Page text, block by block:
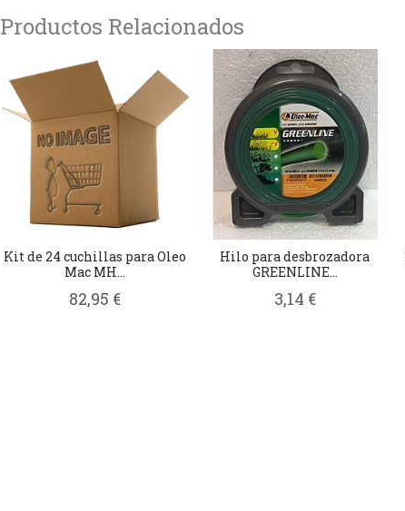
Productos Relacionados
Kit de 24 cuchillas para Oleo
Mac MH...
82,95 €
Hilo para desbrozadora
GREENLINE...
3,14 €